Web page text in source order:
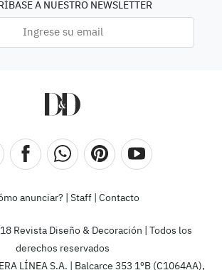
A NUESTRO NEWSLETTER
anunciar? Staff| Contacto
Revista Diseño & Decoración | Todos los
derechos reservados
LÍNEA S.A. | Balcarce 353 1ºB (C1064AA),